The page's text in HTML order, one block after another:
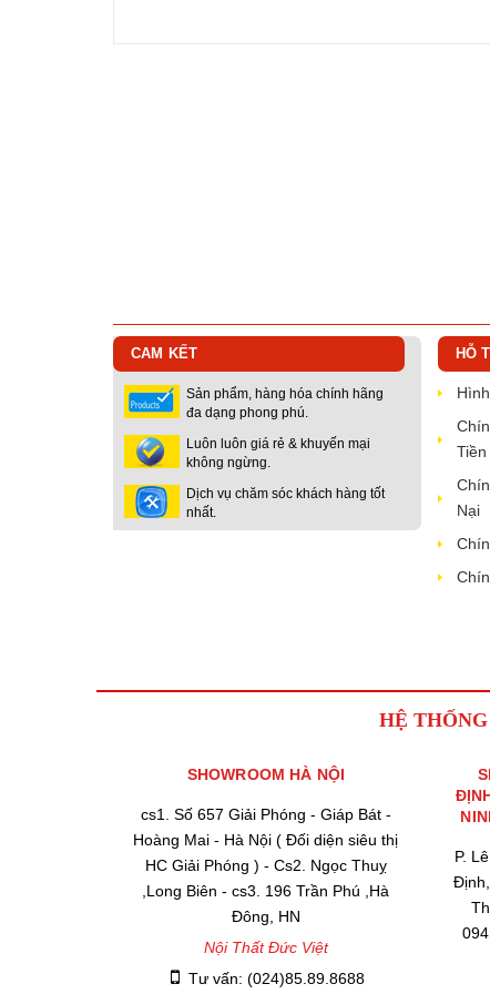
CAM KẾT
Sản phẩm, hàng hóa chính hãng
đa dạng phong phú.
Luôn luôn giá rẻ & khuyến mại
không ngừng.
Dịch vụ chăm sóc khách hàng tốt
nhất.
HỖ
Tiền
Nại
HỆ
SHOWROOM HÀ NỘI
cs1. Số 657 Giải Phóng - Giáp Bát -
Hoàng Mai - Hà Nội ( Đối diện siêu thị
HC Giải Phóng ) - Cs2. Ngọc Thuỵ
,Long Biên - cs3. 196 Trần Phú ,Hà
Đông, HN
Nội Thất Đức Việt
Tư vấn: (024)85.89.8688
P.